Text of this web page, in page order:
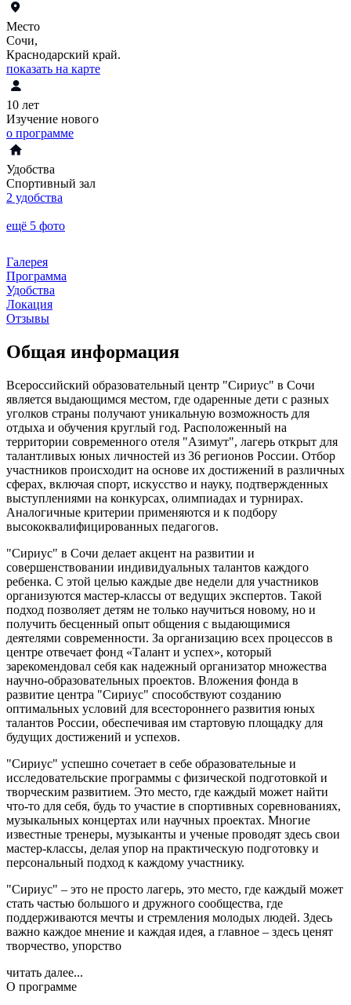
Место
Сочи,
Краснодарский край.
показать на карте
10 лет
Изучение нового
о программе
Удобства
Спортивный зал
2 удобства
ещё 5 фото
Галерея
Программа
Удобства
Локация
Отзывы
Общая информация
Всероссийский образовательный центр "Сириус" в Сочи
является выдающимся местом, где одаренные дети с разных
уголков страны получают уникальную возможность для
отдыха и обучения круглый год. Расположенный на
территории современного отеля "Азимут", лагерь открыт для
талантливых юных личностей из 36 регионов России. Отбор
участников происходит на основе их достижений в различных
сферах, включая спорт, искусство и науку, подтвержденных
выступлениями на конкурсах, олимпиадах и турнирах.
Аналогичные критерии применяются и к подбору
высококвалифицированных педагогов.
"Сириус" в Сочи делает акцент на развитии и
совершенствовании индивидуальных талантов каждого
ребенка. С этой целью каждые две недели для участников
организуются мастер-классы от ведущих экспертов. Такой
подход позволяет детям не только научиться новому, но и
получить бесценный опыт общения с выдающимися
деятелями современности. За организацию всех процессов в
центре отвечает фонд «Талант и успех», который
зарекомендовал себя как надежный организатор множества
научно-образовательных проектов. Вложения фонда в
развитие центра "Сириус" способствуют созданию
оптимальных условий для всестороннего развития юных
талантов России, обеспечивая им стартовую площадку для
будущих достижений и успехов.
"Сириус" успешно сочетает в себе образовательные и
исследовательские программы с физической подготовкой и
творческим развитием. Это место, где каждый может найти
что-то для себя, будь то участие в спортивных соревнованиях,
музыкальных концертах или научных проектах. Многие
известные тренеры, музыканты и ученые проводят здесь свои
мастер-классы, делая упор на практическую подготовку и
персональный подход к каждому участнику.
"Сириус" – это не просто лагерь, это место, где каждый может
стать частью большого и дружного сообщества, где
поддерживаются мечты и стремления молодых людей. Здесь
важно каждое мнение и каждая идея, а главное – здесь ценят
творчество, упорство
читать далее...
О программе